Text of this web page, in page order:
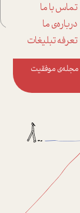
تماس با ما
درباره‌ی ما
تعرفه تبلیغات
مجله‌ی موفقیت